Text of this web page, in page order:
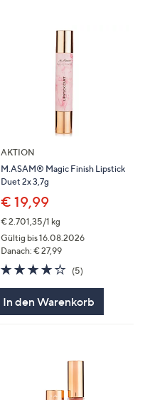
AKTION
M.ASAM® Magic Finish Lipstick
Duet 2x 3,7g
€ 19,99
€ 2.701,35/1 kg
Gültig bis 16.08.2026
Danach: € 27,99
4.2
von
5
(5)
In den Warenkorb